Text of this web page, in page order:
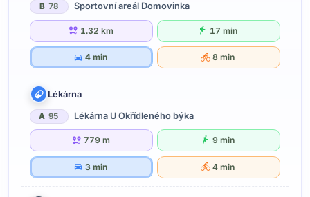
B 78 Sportovní areál Domovinka
1.32 km 17 min
4 min 8 min
Lékárna
A 95 Lékárna U Okřídleného býka
779 m 9 min
3 min 4 min